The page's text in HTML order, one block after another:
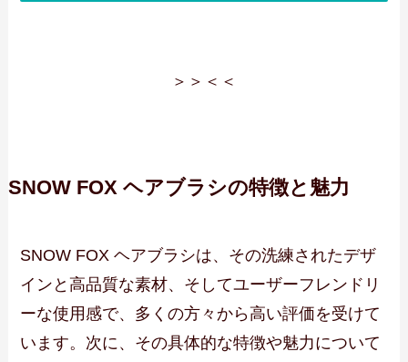
＞＞ ＜＜
SNOW FOX ヘアブラシの特徴と魅力
SNOW FOX ヘアブラシは、その洗練されたデザ
インと高品質な素材、そしてユーザーフレンドリ
ーな使用感で、多くの方々から高い評価を受けて
います。次に、その具体的な特徴や魅力について